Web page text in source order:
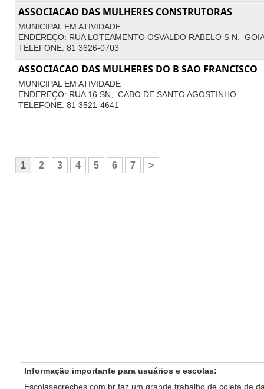
ASSOCIACAO DAS MULHERES CONSTRUTORAS
MUNICIPAL EM ATIVIDADE
ENDEREÇO: RUA LOTEAMENTO OSVALDO RABELO S N,
TELEFONE: 81 3626-0703
ASSOCIACAO DAS MULHERES DO B SAO FRANCISCO
MUNICIPAL EM ATIVIDADE
ENDEREÇO: RUA 16 SN, CABO DE SANTO AGOSTINHO.
TELEFONE: 81 3521-4641
1 2 3 4 5 6 7 >
Informação importante para usuários e escolas:
Escolasecreches.com.br faz um grande trabalho de coleta de